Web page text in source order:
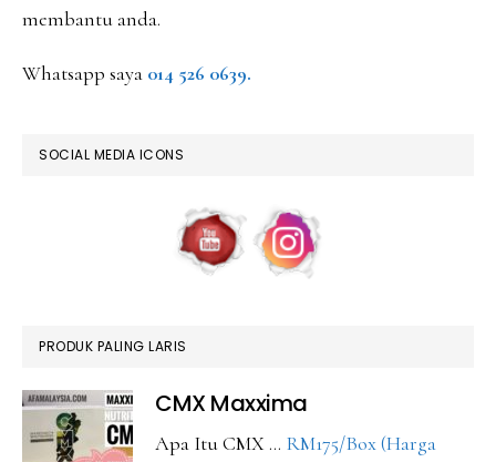
membantu anda.
Whatsapp saya 014 526 0639.
SOCIAL MEDIA ICONS
PRODUK PALING LARIS
CMX Maxxima
Apa Itu CMX … RM175/Box (Harga